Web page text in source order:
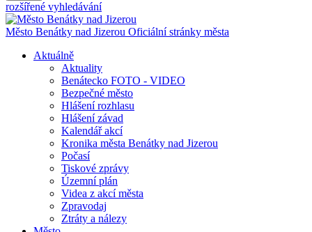
rozšířené vyhledávání
Město Benátky nad Jizerou Oficiální stránky města
Aktuálně
Aktuality
Benátecko FOTO - VIDEO
Bezpečné město
Hlášení rozhlasu
Hlášení závad
Kalendář akcí
Kronika města Benátky nad Jizerou
Počasí
Tiskové zprávy
Územní plán
Videa z akcí města
Zpravodaj
Ztráty a nálezy